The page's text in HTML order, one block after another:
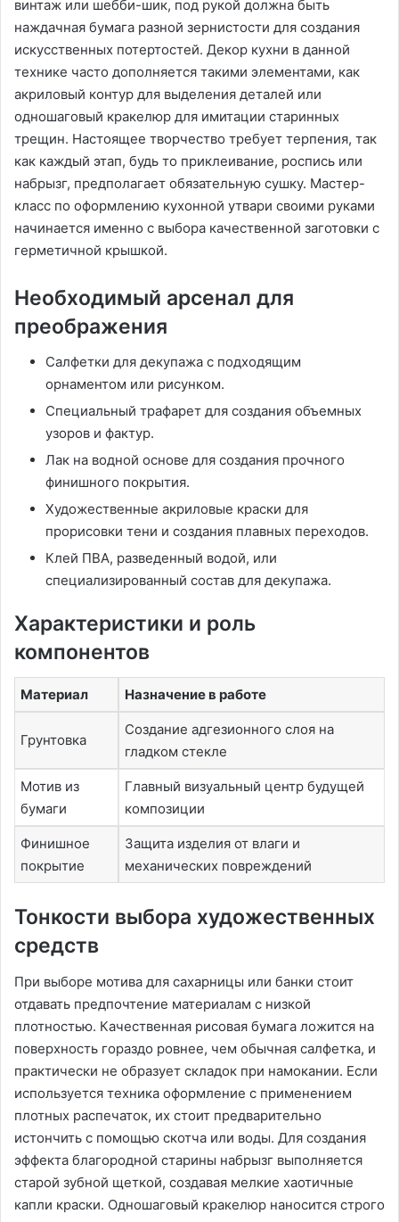
винтаж или шебби-шик, под рукой должна быть
наждачная бумага разной зернистости для создания
искусственных потертостей. Декор кухни в данной
технике часто дополняется такими элементами, как
акриловый контур для выделения деталей или
одношаговый кракелюр для имитации старинных
трещин. Настоящее творчество требует терпения, так
как каждый этап, будь то приклеивание, роспись или
набрызг, предполагает обязательную сушку. Мастер-
класс по оформлению кухонной утвари своими руками
начинается именно с выбора качественной заготовки с
герметичной крышкой.
Необходимый арсенал для
преображения
Салфетки для декупажа с подходящим
орнаментом или рисунком.
Специальный трафарет для создания объемных
узоров и фактур.
Лак на водной основе для создания прочного
финишного покрытия.
Художественные акриловые краски для
прорисовки тени и создания плавных переходов.
Клей ПВА, разведенный водой, или
специализированный состав для декупажа.
Характеристики и роль
компонентов
Материал Назначение в работе
Грунтовка
Создание адгезионного слоя на
гладком стекле
Мотив из
бумаги
Главный визуальный центр будущей
композиции
Финишное
покрытие
Защита изделия от влаги и
механических повреждений
Тонкости выбора художественных
средств
При выборе мотива для сахарницы или банки стоит
отдавать предпочтение материалам с низкой
плотностью. Качественная рисовая бумага ложится на
поверхность гораздо ровнее, чем обычная салфетка, и
практически не образует складок при намокании. Если
используется техника оформление с применением
плотных распечаток, их стоит предварительно
истончить с помощью скотча или воды. Для создания
эффекта благородной старины набрызг выполняется
старой зубной щеткой, создавая мелкие хаотичные
капли краски. Одношаговый кракелюр наносится строго